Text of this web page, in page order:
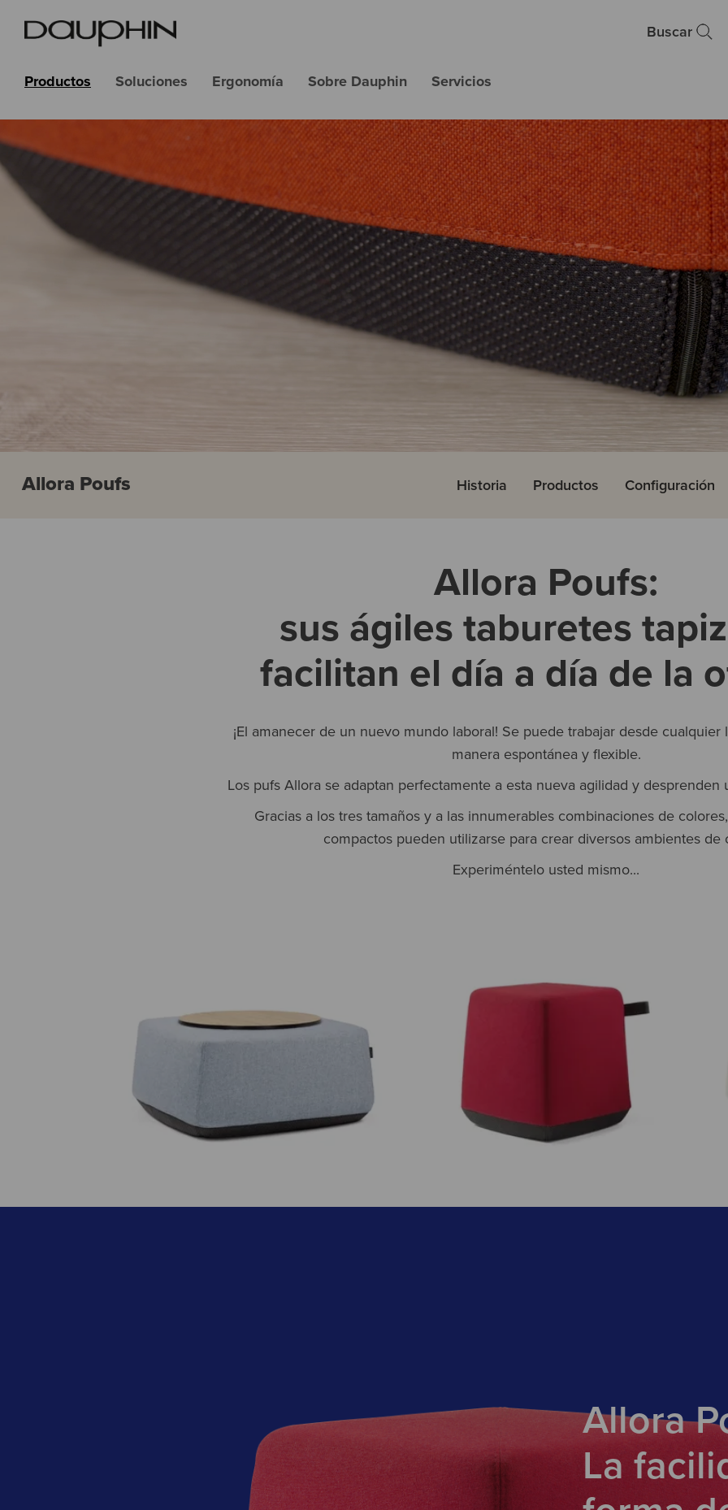
Buscar
Productos Soluciones Ergonomía Sobre Dauphin Servicios
Allora Poufs Historia Productos Configuración
Allora Poufs:
sus ágiles taburetes
facilitan el día a día de la
¡El amanecer de un nuevo mundo laboral! Se puede trabajar desde cualquier
manera espontánea y flexible.
Los pufs Allora se adaptan perfectamente a esta nueva agilidad y desprenden
Gracias a los tres tamaños y a las innumerables combinaciones de
compactos pueden utilizarse para crear diversos ambientes de
Experiméntelo usted mismo...
Allora
La